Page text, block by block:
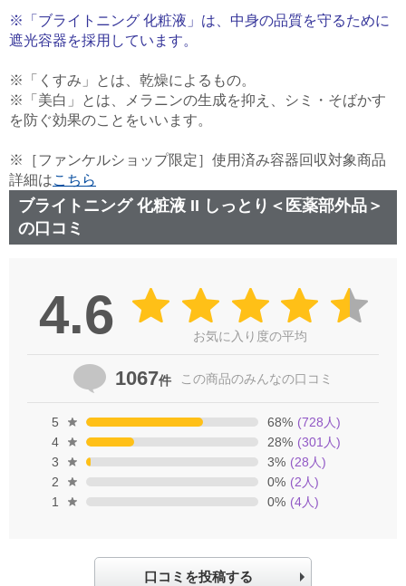
※「ブライトニング 化粧液」は、中身の品質を守るために
遮光容器を採用しています。
※「くすみ」とは、乾燥によるもの。
※「美白」とは、メラニンの生成を抑え、シミ・そばかす
を防ぐ効果のことをいいます。
※［ファンケルショップ限定］使用済み容器回収対象商品
詳細はこちら
ブライトニング 化粧液 II しっとり＜医薬部外品＞
の口コミ
4.6 お気に入り度の平均
1067件 この商品のみんなの口コミ
5 68% (728 人)
4
28% (301 人)
3
3% (28 人)
2
0% (2 人)
1
0% (4人)
口コミを投稿する